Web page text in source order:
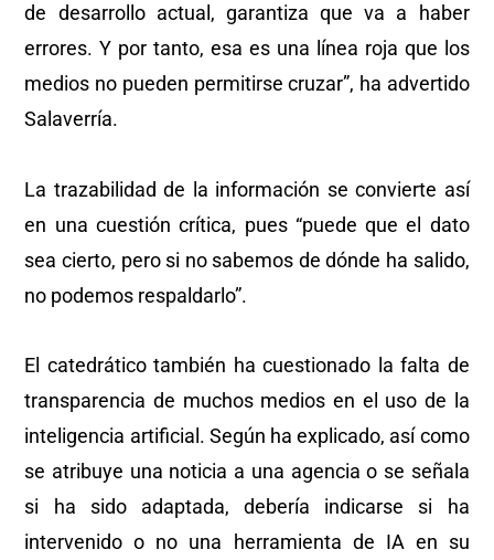
de desarrollo actual, garantiza que va a haber
errores. Y por tanto, esa es una línea roja que los
medios no pueden permitirse cruzar”, ha advertido
Salaverría.
La trazabilidad de la información se convierte así
en una cuestión crítica, pues “puede que el dato
sea cierto, pero si no sabemos de dónde ha salido,
no podemos respaldarlo”.
El catedrático también ha cuestionado la falta de
transparencia de muchos medios en el uso de la
inteligencia artificial. Según ha explicado, así como
se atribuye una noticia a una agencia o se señala
si ha sido adaptada, debería indicarse si ha
intervenido o no una herramienta de IA en su